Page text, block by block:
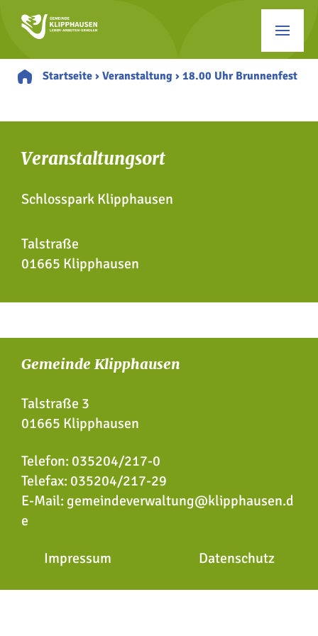
Startseite › Veranstaltung › 18.00 Uhr Brunnenfest
Veranstaltungsort
Schlosspark Klipphausen
Talstraße
01665 Klipphausen
Gemeinde Klipphausen
Talstraße 3
01665 Klipphausen
Telefon: 035204/217-0
Telefax: 035204/217-29
E-Mail: gemeindeverwaltung@klipphausen.d
e
Impressum Datenschutz